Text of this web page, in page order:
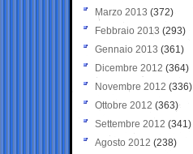
Marzo 2013 (372)
Febbraio 2013 (293)
Gennaio 2013 (361)
Dicembre 2012 (364)
Novembre 2012 (336)
Ottobre 2012 (363)
Settembre 2012 (341)
Agosto 2012 (238)